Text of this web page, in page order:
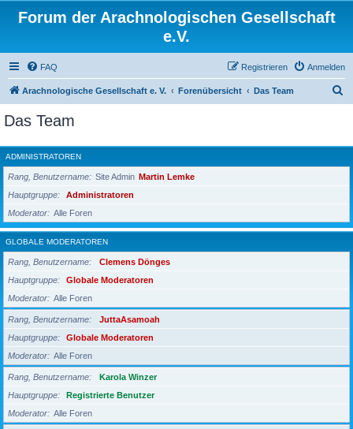
Forum der Arachnologischen Gesellschaft
e.V.
FAQ Anmelden
Registrieren
Arachnologische Gesellschaft e. V. Forenübersicht Das Team
h
e
Das Team
ADMINISTRATOREN
Rang, Benutzername Site Admin Martin Lemke
Hauptgruppe
Administratoren
Moderator
Alle Foren
GLOBALE MODERATOREN
Rang, Benutzername
Clemens Dönges
Hauptgruppe
Globale Moderatoren
Moderator
Alle Foren
Rang, Benutzername
JuttaAsamoah
Hauptgruppe
Globale Moderatoren
Moderator
Alle Foren
Rang, Benutzername
Karola Winzer
Hauptgruppe
Registrierte Benutzer
Moderator
Alle Foren